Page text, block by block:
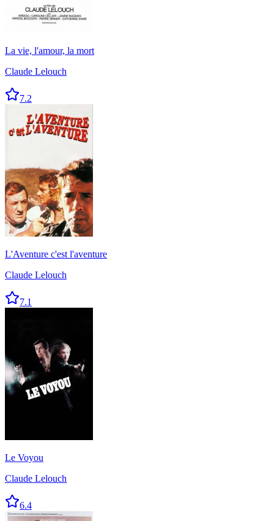
La vie, l'amour, la mort
Claude Lelouch
7.2
L'Aventure c'est l'aventure
Claude Lelouch
7.1
Le Voyou
Claude Lelouch
6.4